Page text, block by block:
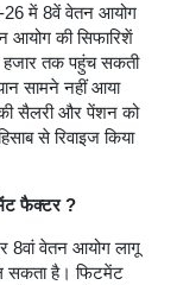
26 में 8वें वेतन आयोग
की सिफारिशें
हजार तक पहुंच सकती
सामने नहीं आया
की सैलरी और पेंशन को
से रिवाइज किया
फैक्टर ?
8वां वेतन आयोग लागू
सकता है। फिटमेंट